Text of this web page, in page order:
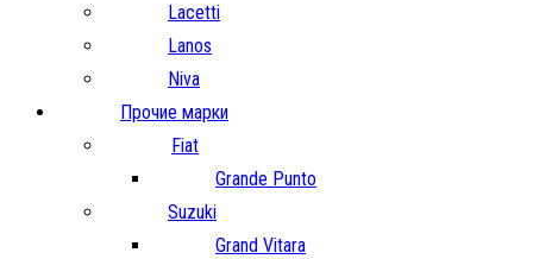
Lacetti
Lanos
Niva
Прочие марки
Fiat
Grande Punto
Suzuki
Grand Vitara